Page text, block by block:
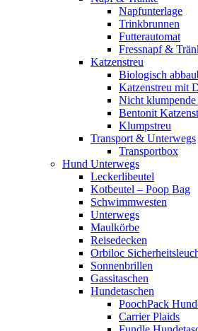
Napfunterlage
Trinkbrunnen
Futterautomat
Fressnapf &
Katzenstreu
Biologisch
Katzenstreu mit
Nicht klumpende
Bentonit
Klumpstreu
Transport & Unterwegs
Transportbox
Hund Unterwegs
Leckerlibeutel
Kotbeutel – Poop Bag
Schwimmwesten
Unterwegs
Maulkörbe
Reisedecken
Orbiloc
Sonnenbrillen
Gassitaschen
Hundetaschen
PoochPack
Carrier Plaids